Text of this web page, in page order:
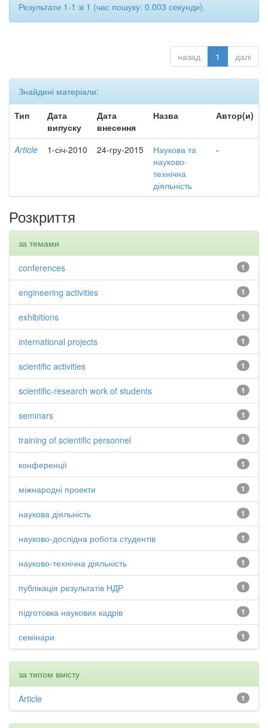
Результати 1-1 зі 1 (час пошуку: 0.003 секунди).
назад 1 далі
Знайдені матеріали:
Тип
Дата
випуску
Дата
внесення
Назва Автор(и)
Article 1-січ-2010 24-гру-2015
Наукова та
науково-
технічна
діяльність
-
Розкриття
за темами
1
conferences
1
engineering activities
1
exhibitions
1
international projects
1
scientific activities
1
scientific-research work of students
1
seminars
1
training of scientific personnel
1
конференції
1
міжнародні проекти
1
наукова діяльність
1
науково-дослідна робота студентів
1
науково-технічна діяльність
1
публікація результатів НДР
1
підготовка наукових кадрів
1
семінари
за типом вмісту
1
Article